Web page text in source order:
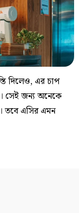
দিলেও, এর চাপ
সেই জন্য অনেকে
তবে এসির এমন